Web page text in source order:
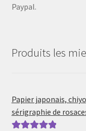
Paypal.
Produits les
Papier japonais,
sérigraphie de